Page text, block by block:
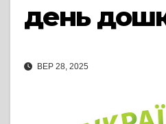
день
ВЕР 28, 2025